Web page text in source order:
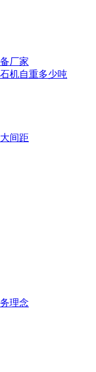
厂家
机自重多少吨
间距
理念